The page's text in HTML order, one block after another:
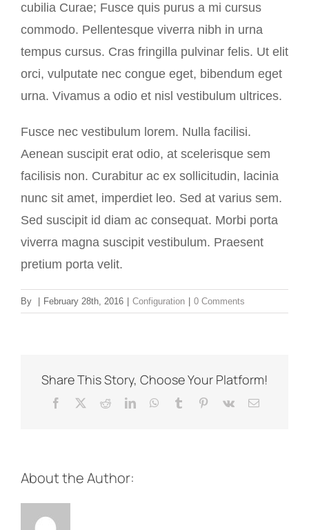
cubilia Curae; Fusce quis purus a mi cursus
commodo. Pellentesque viverra nibh in urna
tempus cursus. Cras fringilla pulvinar felis. Ut elit
orci, vulputate nec congue eget, bibendum eget
urna. Vivamus a odio et nisl vestibulum ultrices.
Fusce nec vestibulum lorem. Nulla facilisi.
Aenean suscipit erat odio, at scelerisque sem
facilisis non. Curabitur ac ex sollicitudin, lacinia
nunc sit amet, imperdiet leo. Sed at varius sem.
Sed suscipit id diam ac consequat. Morbi porta
viverra magna suscipit vestibulum. Praesent
pretium porta velit.
By February 28th, 2016 Configuration 0 Comments
Share This Story, Choose Your Platform!
Facebook RedditLinkedInWhatsApp
Tumblr Pinterest
Vk Email
About the Author: